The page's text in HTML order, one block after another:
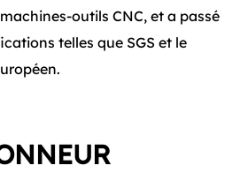
outils CNC, et a passé
telles que SGS et le